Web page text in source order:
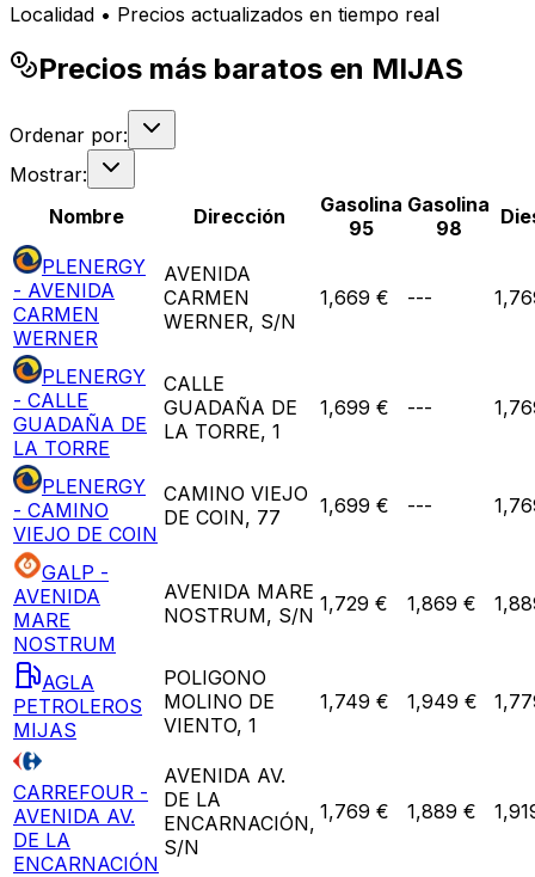
Localidad • Precios actualizados en tiempo real
Precios más baratos en MIJAS
Ordenar por:
Mostrar:
Nombre
Dirección
Gasolina
95
Gasolina
98
PLENERGY
- AVENIDA
CARMEN
WERNER
AVENIDA
CARMEN
WERNER, S/N
1,669 € ---
PLENERGY
- CALLE
GUADAÑA DE
LA TORRE
CALLE
GUADAÑA DE
LA TORRE, 1
1,699 € ---
PLENERGY
- CAMINO
VIEJO DE COIN
CAMINO VIEJO
DE COIN, 77
1,699 € ---
GALP -
AVENIDA
MARE
NOSTRUM
AVENIDA MARE
NOSTRUM, S/N 1,729 € 1,869 €
AGLA
PETROLEROS
MIJAS
POLIGONO
MOLINO DE
VIENTO, 1
1,749 € 1,949 €
CARREFOUR -
AVENIDA AV.
DE LA
ENCARNACIÓN
AVENIDA AV.
DE LA
ENCARNACIÓN,
S/N
1,769 € 1,889 €